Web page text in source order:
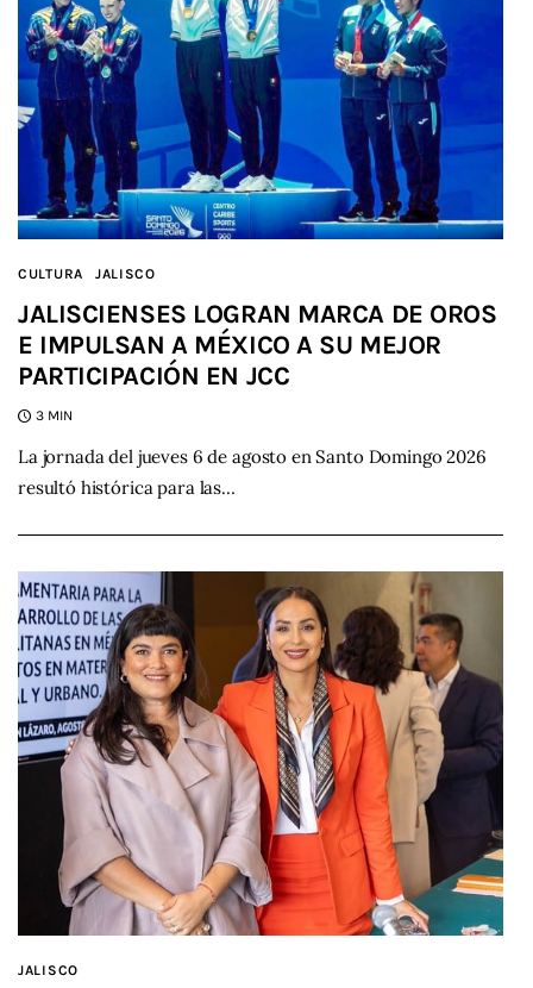
CULTURA JALISCO
JALISCIENSES LOGRAN MARCA DE OROS
E IMPULSAN A MÉXICO A SU MEJOR
PARTICIPACIÓN EN JCC
3 MIN
La jornada del jueves 6 de agosto en Santo Domingo 2026
resultó histórica para las…
JALISCO